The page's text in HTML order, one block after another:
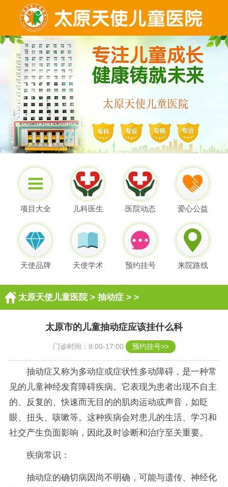
项目大全 儿科医生 医院动态 爱心公益
天使品牌 天使学术 预约挂号 来院路线
太原天使儿童医院> 抽动症> >
太原市的儿童抽动症应该挂什么科
门诊时间：8:00-17:00 预约挂号>>
抽动症又称为多动症或症状性多动障碍，是一种常
见的儿童神经发育障碍疾病。它表现为患者出现不自主
的、反复的、快速而无目的的肌肉运动或声音，如眨
眼、扭头、咳嗽等。这种疾病会对患儿的生活、学习和
社交产生负面影响，因此及时诊断和治疗至关重要。
疾病常识：
抽动症的确切病因尚不明确，可能与遗传、神经化